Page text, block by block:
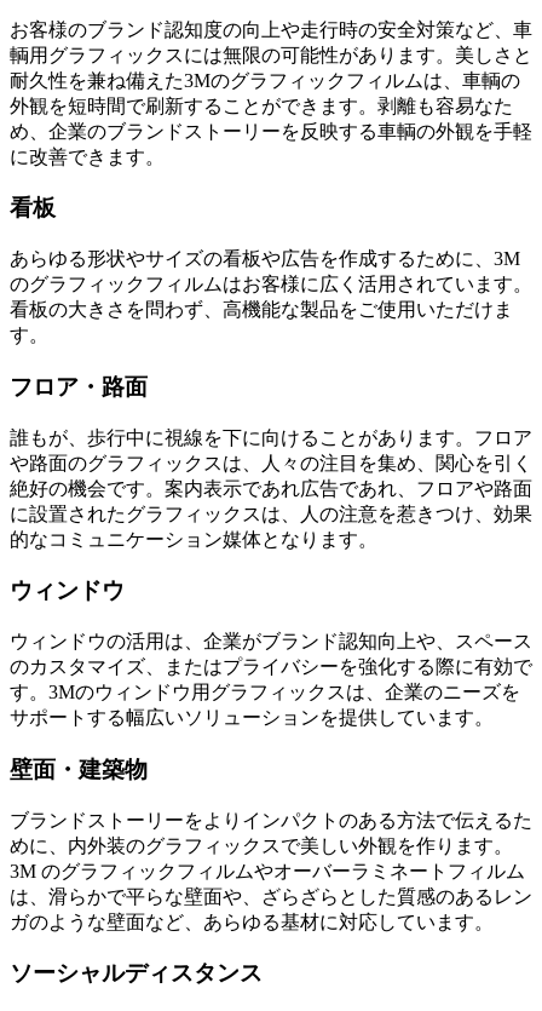
お客様のブランド認知度の向上や走行時の安全対策など、車
輌用グラフィックスには無限の可能性があります。美しさと
耐久性を兼ね備えた3Mのグラフィックフィルムは、車輌の
外観を短時間で刷新することができます。剥離も容易なた
め、企業のブランドストーリーを反映する車輌の外観を手軽
に改善できます。
看板
あらゆる形状やサイズの看板や広告を作成するために、3M
のグラフィックフィルムはお客様に広く活用されています。
看板の大きさを問わず、高機能な製品をご使用いただけま
す。
フロア・路面
誰もが、歩行中に視線を下に向けることがあります。フロア
や路面のグラフィックスは、人々の注目を集め、関心を引く
絶好の機会です。案内表示であれ広告であれ、フロアや路面
に設置されたグラフィックスは、人の注意を惹きつけ、効果
的なコミュニケーション媒体となります。
ウィンドウ
ウィンドウの活用は、企業がブランド認知向上や、スペース
のカスタマイズ、またはプライバシーを強化する際に有効で
す。3Mのウィンドウ用グラフィックスは、企業のニーズを
サポートする幅広いソリューションを提供しています。
壁面・建築物
ブランドストーリーをよりインパクトのある方法で伝えるた
めに、内外装のグラフィックスで美しい外観を作ります。
3M のグラフィックフィルムやオーバーラミネートフィルム
は、滑らかで平らな壁面や、ざらざらとした質感のあるレン
ガのような壁面など、あらゆる基材に対応しています。
ソーシャルディスタンス